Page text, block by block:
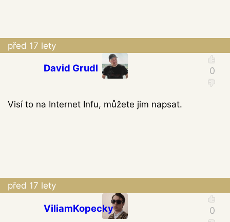
před 17 lety
David Grudl
Visí to na Internet Infu, můžete jim napsat.
před 17 lety
ViliamKopecky